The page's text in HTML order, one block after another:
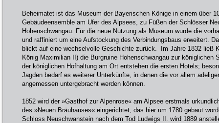
Beheimatet ist das Museum der Bayerischen Könige in einem über
Gebäudeensemble am Ufer des Alpsees, zu Füßen der Schlösser
Hohenschwangau. Für die neue Nutzung als Museum wurde die
und raffiniert um eine Aufstockung des Verbindungsbaus erweitert.
blickt auf eine wechselvolle Geschichte zurück. Im Jahre 1832 ließ
König Maximilian II) die Burgruine Hohenschwangau zur königlichen
der königlichen Hofhaltung am Ort entstehen die ersten Hotels;
Jagden bedarf es weiterer Unterkünfte, in denen die vor allem
angemessen untergebracht werden können.
1852 wird der »Gasthof zur Alpenrose« am Alpsee erstmals
des »Neuen Bräuhauses« eingerichtet, das hier um 1780 gebaut
Schloss Neuschwanstein nach dem Tod Ludwigs II. wird 1889